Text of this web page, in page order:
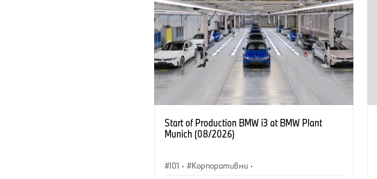
Start of Production BMW i3 at BMW Plant
Munich (08/2026)
I01 · Корпоративни ·